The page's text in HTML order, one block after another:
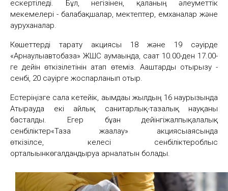
ескертіледі. Бұл, негізінен, қаланың әлеуметтік
мекемелері - балабақшалар, мектептер, емханалар және
ауруханалар.
Көшеттерді тарату акциясы​ 18 және 19 сәуірде
«Арнаулыавтобаза» ЖШС аумағында, сағат 10.00-ден 17.00-
ге дейін өткізілетінін атап өтеміз. Ағаштарды отырғызу -
сенбі, 20 сәуірге жоспарланып отыр.
Естеріңізге сала кетейік, ағымдағы жылдың 16 наурызында
Атырауда екі айлық санитарлық-тазалық науқаны
басталды. Егер бұған дейінгіжалпықалалық
сенбіліктер«Таза жағалау» акциясыаясында
өткізілсе, келесі сенбіліктероблыс
орталығынкөгалдандыруға арналатын болады.